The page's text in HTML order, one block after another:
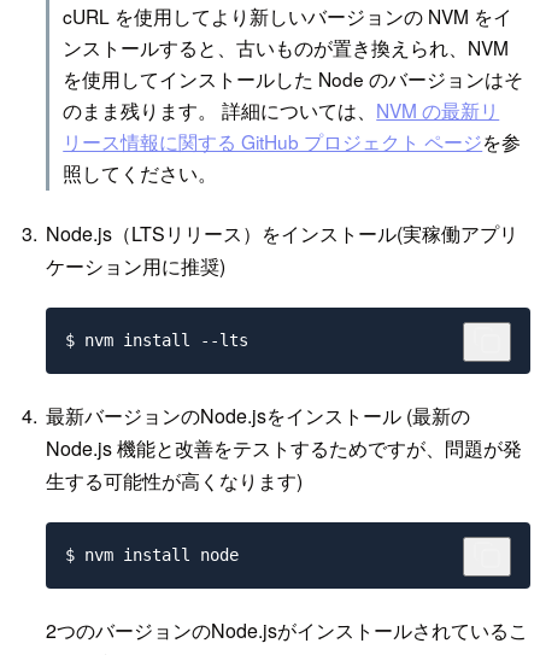
cURL を使用してより新しいバージョンの NVM をイ
ンストールすると、古いものが置き換えられ、NVM
を使用してインストールした Node のバージョンはそ
のまま残ります。 詳細については、 NVM の最新リ
リース情報に関する GitHub プロジェクト ページを参
照してください。
Node.js（LTSリリース）をインストール(実稼働アプリ
ケーション用に推奨)
最新バージョンのNode.jsをインストール (最新の
Node.js 機能と改善をテストするためですが、問題が発
生する可能性が高くなります)
2つのバージョンのNode.jsがインストールされているこ